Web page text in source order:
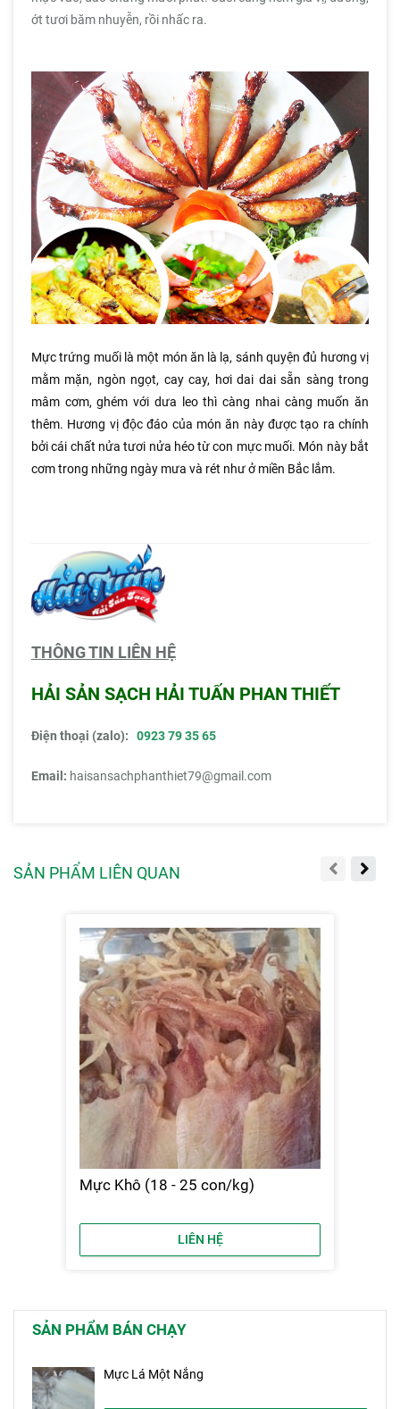
ớt tươi băm nhuyễn, rồi nhấc ra.
Mực trứng muối là một món ăn là lạ, sánh quyện đủ hương vị
mằm mặn, ngòn ngọt, cay cay, hơi dai dai sẵn sàng trong
mâm cơm, ghém với dưa leo thì càng nhai càng muốn ăn
thêm. Hương vị độc đáo của món ăn này được tạo ra chính
bởi cái chất nửa tươi nửa héo từ con mực muối. Món này bắt
cơm trong những ngày mưa và rét như ở miền Bắc lắm.
THÔNG TIN LIÊN HỆ
HẢI SẢN SẠCH HẢI TUẤN PHAN THIẾT
Điện thoại (zalo): 0923 79 35 65
Email: haisansachphanthiet79@gmail.com
SẢN PHẨM LIÊN QUAN
Mực Khô (18 - 25 con/kg)
LIÊN HỆ
SẢN PHẨM BÁN CHẠY
Mực Lá Một Nắng